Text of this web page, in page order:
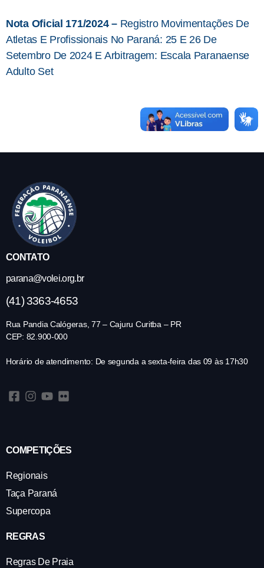
Nota Oficial 171/2024 – Registro Movimentações De
Atletas E Profissionais No Paraná: 25 E 26 De
Setembro De 2024 E Arbitragem: Escala Paranaense
Adulto Set
CONTATO
parana@volei.org.br
(41) 3363-4653
Rua Pandia Calógeras, 77 – Cajuru Curitba – PR
CEP: 82.900-000
Horário de atendimento: De segunda a sexta-feira das 09 às 17h30
COMPETIÇÕES
Regionais
Taça Paraná
Supercopa
REGRAS
Regras De Praia